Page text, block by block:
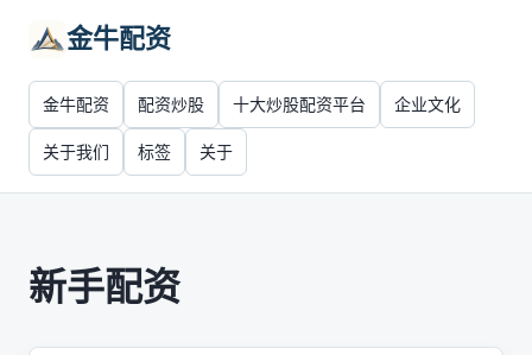
金牛配资
金牛配资 配资炒股 十大炒股配资平台 企业文化
关于我们 标签 关于
新手配资